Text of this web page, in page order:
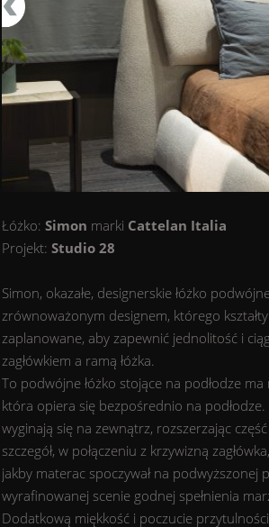
Łóżko:Simon marki Cattelan Italia
Projekt:Studio 28
Simon, okazałe, designerskie łóżko
zrównoważonym designem, którego
zaplanowane, aby zapewnić jednolitość i
zagłówkiem a ramą łóżka.
To podwójne łóżko stojące na podłodze ma
która opiera się bezpośrednio na podłodze.
wyginają się na zewnątrz, rozszerzając
szczegół, w połączeniu z krzywizną
jakby materac spoczywał na podwyższonej
wyrafinowanej scenie godnej spełnienia
Dodatkową miękkość i poczucie